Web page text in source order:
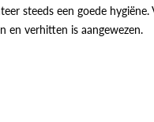
steeds een goede hygiëne.
en verhitten is aangewezen.